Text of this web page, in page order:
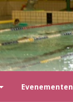
Evenementen